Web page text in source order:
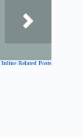
Inline Related Posts